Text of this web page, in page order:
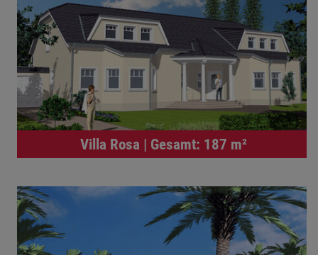
Villa Rosa | Gesamt: 187 m²